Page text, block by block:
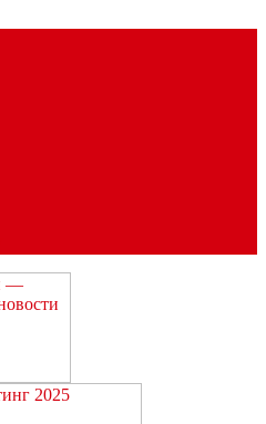
в Тульской области на сайте